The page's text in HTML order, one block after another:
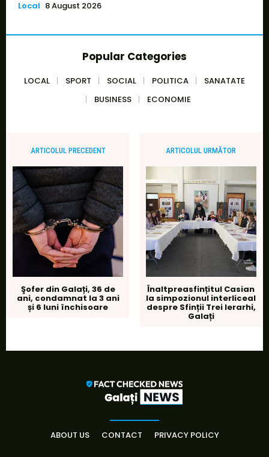
Local 8 August 2026
Popular Categories
LOCAL SPORT SOCIAL POLITICA
SANATATE
BUSINESS
ECONOMIE
ARTICOLUL PRECEDENT
Şofer din Galați, 36 de
ani, condamnat la 3 ani
și 6 luni închisoare
ARTICOLUL URMĂTOR
Înaltpreasfințitul Casian
la simpozionul interliceal
despre Sfinții Trei Ierarhi,
Galați
ABOUT US CONTACT PRIVACY POLICY